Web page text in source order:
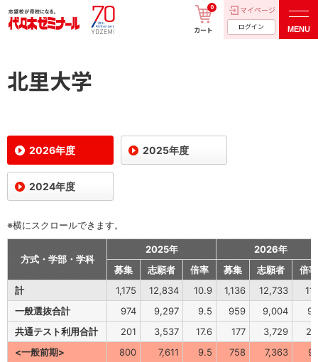
カート
0 マイページ
ログイン MENU
北里大学
2026年度 2025年度
2024年度
※横にスクロールできます。
方式・学部・学科
2025年
2026年
募集
志願者 倍率 募集 志願者
倍率
計
1,175 12,834 10.9 1,136 12,733
一般選抜合計
974 9,297 9.5 959 9,004
共通テスト利用合計
201 3,537 17.6 177 3,729
<一般前期>
800 7,611 9.5 758 7,363